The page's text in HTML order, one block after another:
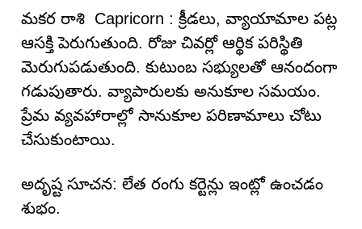
మకర రాశి Capricorn : క్రీడలు, వ్యాయామాల పట్ల
ఆసక్తి పెరుగుతుంది. రోజు చివర్లో ఆర్థిక పరిస్థితి
మెరుగుపడుతుంది. కుటుంబ సభ్యులతో ఆనందంగా
గడుపుతారు. వ్యాపారులకు అనుకూల సమయం.
ప్రేమ వ్యవహారాల్లో సానుకూల పరిణామాలు చోటు
చేసుకుంటాయి.
అదృష్ట సూచన: లేత రంగు కర్టెన్లు ఇంట్లో ఉంచడం
శుభం.